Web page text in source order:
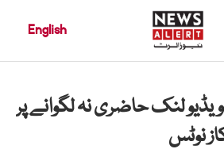
English
لنک حاضری نہ لگوانے پر
نوٹس